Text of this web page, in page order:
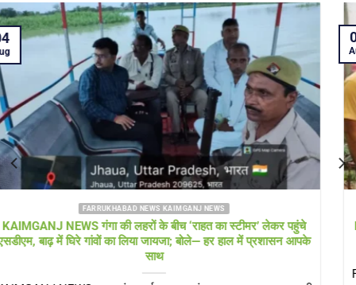
FARRUKHABAD NEWS UTTAR PRADESH
Farrukhabad news बाढ़ राहत शिविर में ‘हेल्थ अलर्ट’! सीएमओ खुद पहुंचे,
डॉक्टरों की टीम और एम्बुलेंस 24 घंटे तैनात
Farrukhabad news डीएम के निरीक्षण के बाद स्वास्थ्य विभाग एक्शन मोड
04